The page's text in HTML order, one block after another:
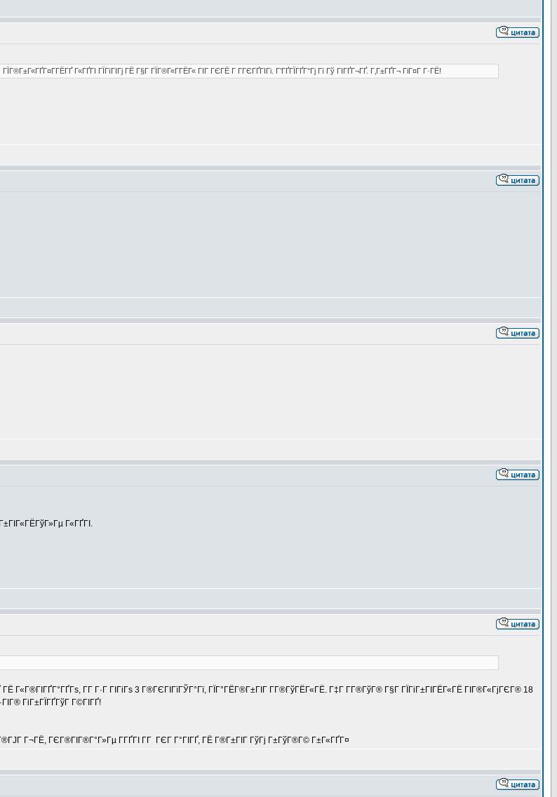
Г«ГҐГІ ГЇГїГІГј ГЁ Г§Г ГЇГ®Г«Г­ГЁГ« ГІГ ГЄГЁ Г Г­ГЄГҐГІГі. Г’ГҐГЇГҐГ°Гј Гї Гў ГІГҐГ¬ГҐ. Г‚Г±ГҐГ¬ ГіГ¤Г Г·ГЁ!
Г«ГҐГІ.
Г­Г Г·Г ГІГіГѕ 3 Г®ГЄГІГїГЎГ°Гї, ГЇГ°ГЁГ®Г±ГІГ Г­Г®ГўГЁГ«ГЁ. Г‡Г Г­Г®ГўГ® Г§Г ГЇГіГ±ГІГЁГ«ГЁ ГІГ®Г«ГјГЄГ® 18
ГіГ±ГЇГҐГўГ Г©ГІГҐ!
Г¬ГЁ, ГЄГ®ГІГ®Г°Г»Гµ Г­ГҐГІ Г­Г ГЄГ Г°ГІГҐ, ГЁ Г®Г±ГІГ ГўГј Г±ГўГ®Г© Г±Г«ГҐГ¤